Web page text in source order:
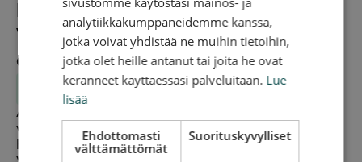
Hinauksen tarkan hinnan
Varkaudessa saat antamalla
osoitetiedot
Alkaen 119 €
Antamalla osoitetiedot näet hinnan hinaukselle
välittömästi ja tuleville päiville. Edullisimmillaan
hinaus Varkaudessa on silloin, kun sinulla ei ole kiire.
analytiikkakumppaneidemme kanssa,
jotka voivat yhdistää ne muihin tietoihin,
jotka olet heille antanut tai joita he ovat
keränneet käyttäessäsi palveluitaan. Lue
lisää
Ehdottomasti
välttämättömät
Suorituskyvylliset